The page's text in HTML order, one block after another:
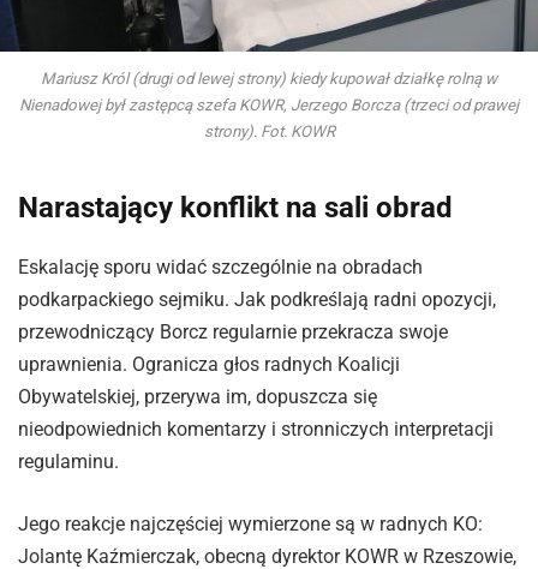
Mariusz Król (drugi od lewej strony) kiedy kupował działkę rolną w
Nienadowej był zastępcą szefa KOWR, Jerzego Borcza (trzeci od prawej
strony). Fot. KOWR
Narastający konflikt na sali obrad
Eskalację sporu widać szczególnie na obradach
podkarpackiego sejmiku. Jak podkreślają radni opozycji,
przewodniczący Borcz regularnie przekracza swoje
uprawnienia. Ogranicza głos radnych Koalicji
Obywatelskiej, przerywa im, dopuszcza się
nieodpowiednich komentarzy i stronniczych interpretacji
regulaminu.
Jego reakcje najczęściej wymierzone są w radnych KO:
Jolantę Kaźmierczak, obecną dyrektor KOWR w Rzeszowie,